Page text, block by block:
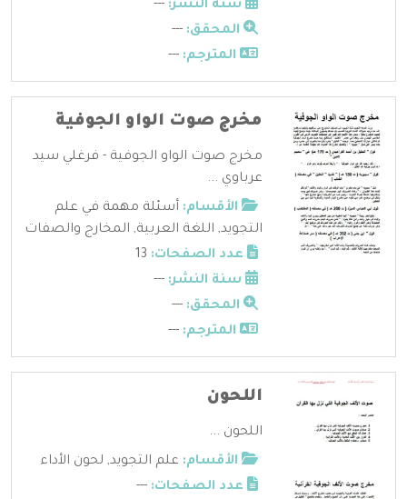
سنة النشر: ---
المحقق: ---
المترجم: ---
مخرج صوت الواو الجوفية
مخرج صوت الواو الجوفية - فرغلي سيد
عرباوي ...
الأقسام: أسئلة مهمة في علم
التجويد, اللغة العربية, المخارج والصفات
عدد الصفحات:
سنة النشر: ---
المحقق: ---
المترجم: ---
اللحون
اللحون ...
الأقسام: علم التجويد, لحون الأداء
عدد الصفحات: ---